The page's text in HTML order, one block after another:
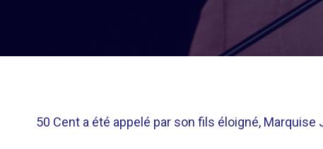
50 Cent a été appelé par son fils éloigné,